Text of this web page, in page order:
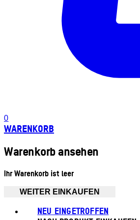
0
WARENKORB
Warenkorb ansehen
Ihr Warenkorb ist leer
WEITER EINKAUFEN
NEU EINGETROFFEN